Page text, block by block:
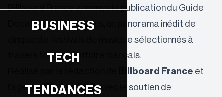
BUSINESS
TECH
TENDANCES
Billboard France annonce la publication du Guide
Decathlon des Festivals, un panorama inédit de
cinquante festivals de musique sélectionnés à
travers tout le territoire français.
Billboard France et
l’agenceWe Are 360, avec le soutien de